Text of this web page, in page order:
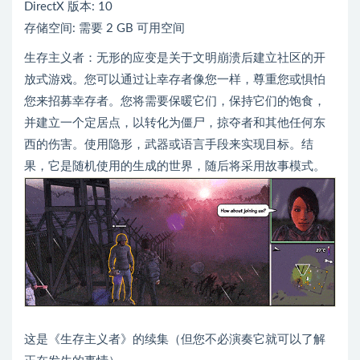
DirectX 版本: 10
存储空间: 需要 2 GB 可用空间
生存主义者：无形的应变是关于文明崩溃后建立社区的开
放式游戏。您可以通过让幸存者像您一样，尊重您或惧怕
您来招募幸存者。您将需要保暖它们，保持它们的饱食，
并建立一个定居点，以转化为僵尸，掠夺者和其他任何东
西的伤害。使用隐形，武器或语言手段来实现目标。结
果，它是随机使用的生成的世界，随后将采用故事模式。
这是《生存主义者》的续集（但您不必演奏它就可以了解